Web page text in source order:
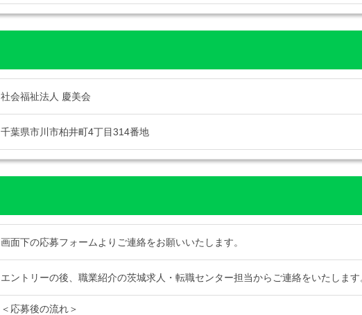
社会福祉法人 慶美会
千葉県市川市柏井町4丁目314番地
画面下の応募フォームよりご連絡をお願いいたします。
エントリーの後、職業紹介の茨城求人・転職センター担当からご連絡をいたします
＜応募後の流れ＞